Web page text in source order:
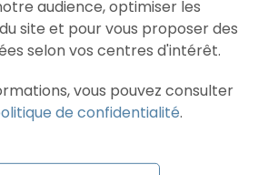
temps réel aux évolutions de la
pour les recherches
Paris ?
intègrent désormais des
autorité pour que, lors d’une
audience, optimiser les
site et pour vous proposer des
selon vos centres d'intérêt.
vous pouvez consulter
de confidentialité.